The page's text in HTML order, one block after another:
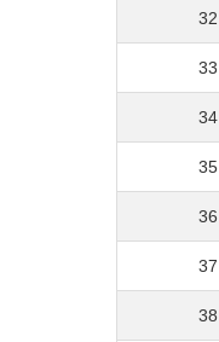
32
33
34
35
36
37
38